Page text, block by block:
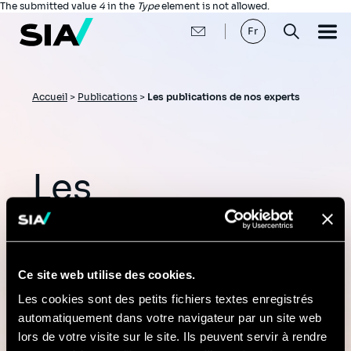
Ce site web utilise des cookies.
Les cookies sont des petits fichiers textes enregistrés
automatiquement dans votre navigateur par un site web
lors de votre visite sur le site. Ils peuvent servir à rendre
Aller
contenu
principal
Fr
Message
d'erreur
The submitted value 4 in the Typeelement is not allowed.
Fil
Accueil > Publications > Les publications de nos experts
Les
publications de
nos experts
Articles, études et points de vues